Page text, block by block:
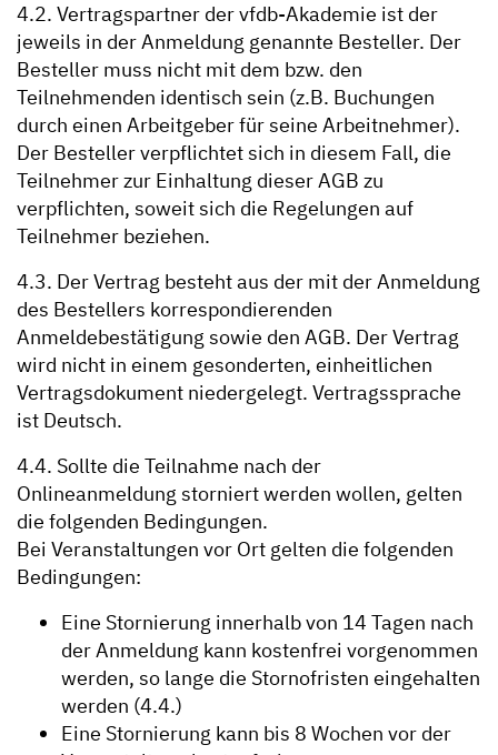
4.2. Vertragspartner der vfdb-Akademie ist der
jeweils in der Anmeldung genannte Besteller. Der
Besteller muss nicht mit dem bzw. den
Teilnehmenden identisch sein (z.B. Buchungen
durch einen Arbeitgeber für seine Arbeitnehmer).
Der Besteller verpflichtet sich in diesem Fall, die
Teilnehmer zur Einhaltung dieser AGB zu
verpflichten, soweit sich die Regelungen auf
Teilnehmer beziehen.
4.3. Der Vertrag besteht aus der mit der Anmeldung
des Bestellers korrespondierenden
Anmeldebestätigung sowie den AGB. Der Vertrag
wird nicht in einem gesonderten, einheitlichen
Vertragsdokument niedergelegt. Vertragssprache
ist Deutsch.
4.4. Sollte die Teilnahme nach der
Onlineanmeldung storniert werden wollen, gelten
die folgenden Bedingungen.
Bei Veranstaltungen vor Ort gelten die folgenden
Bedingungen:
Eine Stornierung innerhalb von 14 Tagen nach
der Anmeldung kann kostenfrei vorgenommen
werden, so lange die Stornofristen eingehalten
werden (4.4.)
Eine Stornierung kann bis 8 Wochen vor der